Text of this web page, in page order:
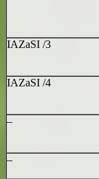
IAZaSI /3
IAZaSI /4
–
–